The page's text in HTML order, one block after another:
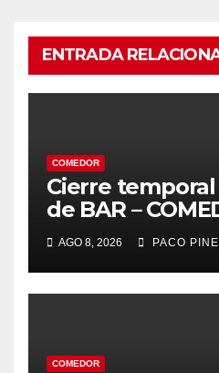
ENTRADA
COMEDOR
Cierre
de BAR –
AGO 8, 2026 PACO
COMEDOR